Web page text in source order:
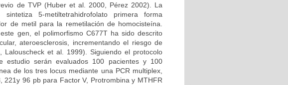
de TVP (Huber et al. 2000, Pérez 2002). La
sintetiza 5-metiltetrahidrofolato primera forma
de metil para la remetilación de homocisteína.
gen, el polimorfismo C677T ha sido descrito
ateroesclerosis, incrementando el riesgo de
et al. 1999). Siguiendo el protocolo
serán evaluados 100 pacientes y 100
de los tres locus mediante una PCR multiplex,
96 pb para Factor V, Protrombina y MTHFR